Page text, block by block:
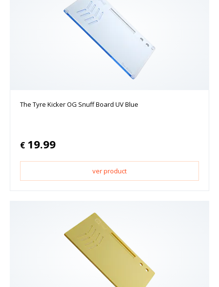
The Tyre Kicker OG Snuff Board UV Blue
€ 19.99
ver product